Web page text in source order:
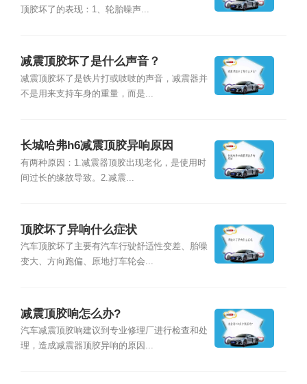
顶胶坏了的表现：1、轮胎噪声...
减震顶胶坏了是什么声音？
减震顶胶坏了是铁片打或吱吱的声音，减震器并
不是用来支持车身的重量，而是...
长城哈弗h6减震顶胶异响原因
有两种原因：1.减震器顶胶出现老化，是使用时
间过长的缘故导致。2.减震...
顶胶坏了异响什么症状
汽车顶胶坏了主要有汽车行驶舒适性变差、胎噪
变大、方向跑偏、原地打车轮会...
减震顶胶响怎么办?
汽车减震顶胶响建议到专业修理厂进行检查和处
理，造成减震器顶胶异响的原因...